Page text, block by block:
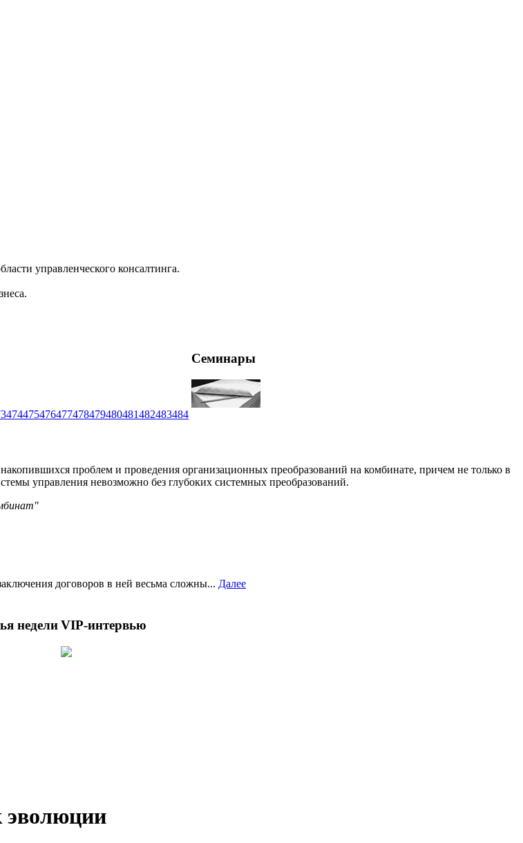
управленческого консалтинга.
474475476477478479480481482483484
Семинары
проблем и проведения организационных преобразований на комбинате, причем не только в
управления невозможно без глубоких системных преобразований.
договоров в ней весьма сложны... Далее
неделиVIP-интервью
эволюции